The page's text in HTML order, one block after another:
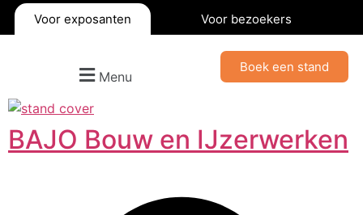
Voor exposanten Voor bezoekers
Menu
Boek een stand
BAJO Bouw en IJzerwerken